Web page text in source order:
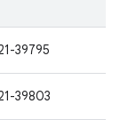
39795
39803